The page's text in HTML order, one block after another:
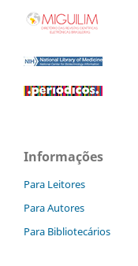
Informações
Para Leitores
Para Autores
Para Bibliotecários